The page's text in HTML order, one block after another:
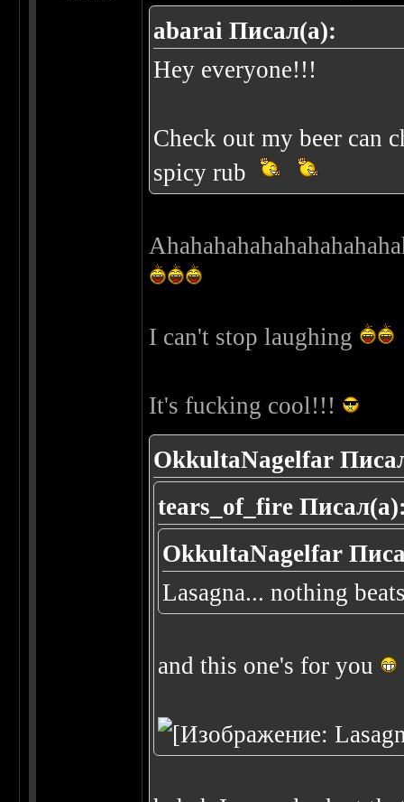
abarai Писал(а):
Hey everyone!!!
Check out my beer can
spicy rub
I can't stop laughing
It's fucking cool!!!
OkkultaNagelfar
tears_of_fire
OkkultaNagelfar
Lasagna... nothing
and this one's for you